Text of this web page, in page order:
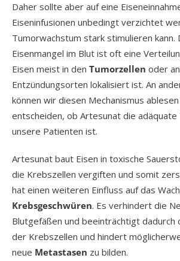
Daher sollte aber auf eine
Eiseninfusionen unbedingt verzichtet
Tumorwachstum stark stimulieren kann.
Eisenmangel im Blut ist oft eine
Eisen meist in den Tumorzellen oder
Entzündungsorten lokalisiert ist. An
können wir diesen Mechanismus
entscheiden, ob Artesunat die
unsere Patienten ist.
Artesunat baut Eisen in toxische
die Krebszellen vergiften und somit
hat einen weiteren Einfluss auf das
Krebsgeschwüren. Es verhindert die
Blutgefäßen und beeinträchtigt dadurch
der Krebszellen und hindert
neue Metastasen zu bilden.